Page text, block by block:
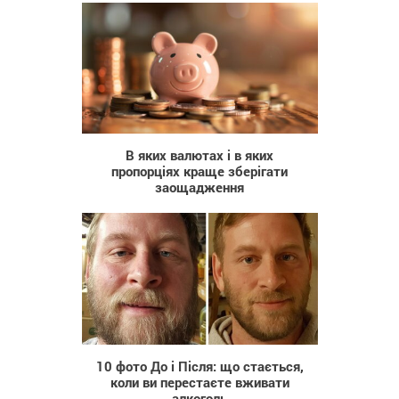
98
В яких валютах і в яких
пропорціях краще зберігати
заощадження
2 131
10 фото До і Після: що стається,
коли ви перестаєте вживати